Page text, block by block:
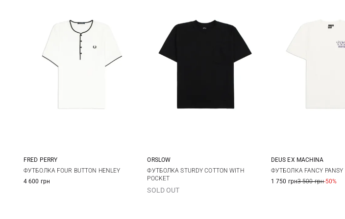
M L XL
FRED PERRY
ФУТБОЛКА FOUR BUTTON HENLEY
4 600 грн
1 2 3
5
ORSLOW
ФУТБОЛКА STURDY COTTON WITH
POCKET
SOLD OUT
M L XL
DEUS EX MACHINА
ФУТБОЛКА FANCY PANSY
1 750 грн3 500 грн-50%